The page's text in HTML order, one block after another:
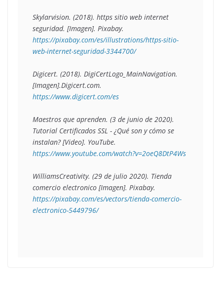
Skylarvision. (2018). https sitio web internet
seguridad. [Imagen]. Pixabay.
https://pixabay.com/es/illustrations/https-sitio-
web-internet-seguridad-3344700/
Digicert. (2018). DigiCertLogo_MainNavigation.
https://www.digicert.com/es
Tutorial Certificados SSL - ¿Qué son y cómo se
instalan?
https://www.youtube.com/watch?v=2oeQ8DtP4Ws
WilliamsCreativity. (29 de julio 2020). Tienda
comercio electronico
https://pixabay.com/es/vectors/tienda-comercio-
electronico-5449796/